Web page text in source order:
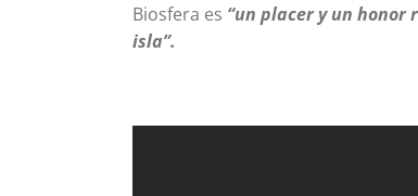
Biosfera es “un placer y un honor
isla”.